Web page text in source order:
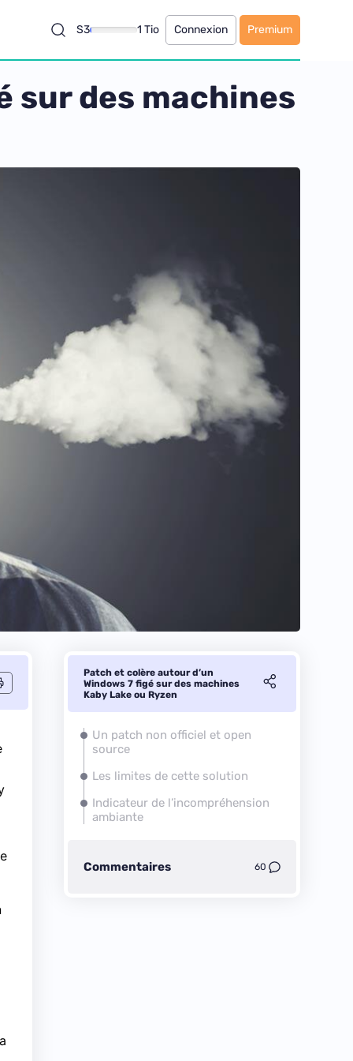
S3 1 Tio Connexion Premium
sur des machines
Patch et colère autour d’un
Windows 7 figé sur des machines
Kaby Lake ou Ryzen
Un patch non officiel et open
source
Les limites de cette solution
Indicateur de l’incompréhension
ambiante
Commentaires 60